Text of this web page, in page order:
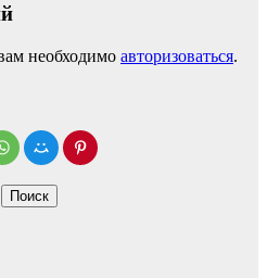
необходимо авторизоваться.
Поиск